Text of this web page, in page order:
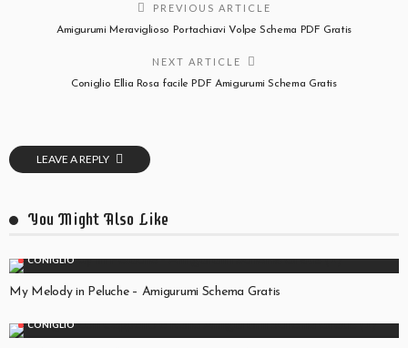
PREVIOUS ARTICLE
Amigurumi Meraviglioso Portachiavi Volpe Schema PDF Gratis
NEXT ARTICLE
Coniglio Ellia Rosa facile PDF Amigurumi Schema Gratis
LEAVE A REPLY
You Might Also Like
CONIGLIO
My Melody in Peluche – Amigurumi Schema Gratis
CONIGLIO